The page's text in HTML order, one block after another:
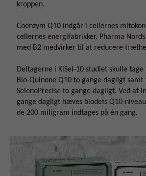
kroppen.
Coenzym Q10 indgår i cellernes
cellernes energifabrikker. Pharma
med B2 medvirker til at reducere
Deltagerne i KiSel-10 studiet skulle
Bio-Quinone Q10 to gange dagligt
SelenoPrecise to gange dagligt. Ved at
gange dagligt hæves blodets Q10-
de 200 miligram indtages på én gang.